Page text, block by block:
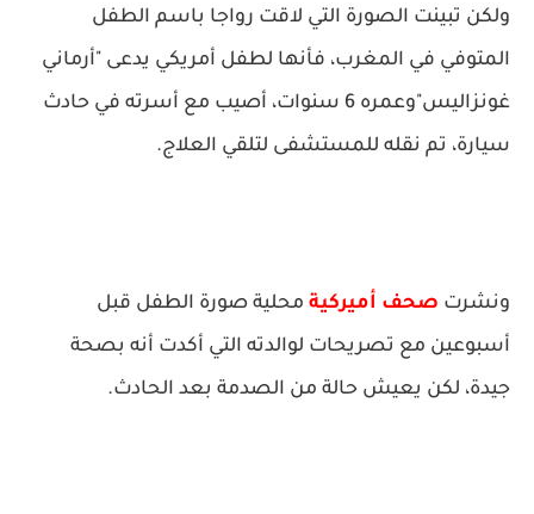
ولكن تبينت الصورة التي لاقت رواجا باسم الطفل
المتوفي في المغرب، فأنها لطفل أمريكي يدعى "أرماني
غونزاليس"وعمره 6 سنوات، أصيب مع أسرته في حادث
سيارة، تم نقله للمستشفى لتلقي العلاج.
ونشرت صحف أميركية محلية صورة الطفل قبل
أسبوعين مع تصريحات لوالدته التي أكدت أنه بصحة
جيدة، لكن يعيش حالة من الصدمة بعد الحادث.